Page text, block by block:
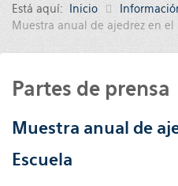
Está aquí: Inicio
Muestra anual de ajedrez en el
Partes de prensa
Muestra anual de
Escuela